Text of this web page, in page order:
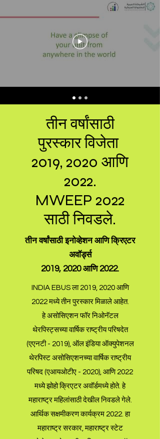
तीन वर्षांसाठी
पुरस्कार विजेता
2019, 2020 आणि
2022.
MWEEP 2022
साठी निवडले.
तीन वर्षांसाठी इनोव्हेशन आणि क्रिएटर
अवॉर्ड्स
2019, 2020 आणि 2022.
INDIA EBUS ला 2019, 2020 आणि
2022 मध्ये तीन पुरस्कार मिळाले आहेत.
हे असोसिएशन फॉर निओनॅटल
थेरपिस्ट्सच्या वार्षिक राष्ट्रीय परिषदेत
(एएनटी - 2019), ऑल इंडिया ऑक्युपेशनल
थेरपिस्ट असोसिएशनच्या वार्षिक राष्ट्रीय
परिषद (एआयओटीए - 2020), आणि 2022
मध्ये झोहो क्रिएटर अवॉर्डमध्ये होते. हे
महाराष्ट्र महिलांसाठी देखील निवडले गेले.
आर्थिक सक्षमीकरण कार्यक्रम 2022. हा
महाराष्ट्र सरकार, महाराष्ट्र स्टेट